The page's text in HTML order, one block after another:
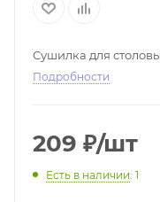
Сушилка для
Подробности
209 ₽/шт
Есть в наличии: 1